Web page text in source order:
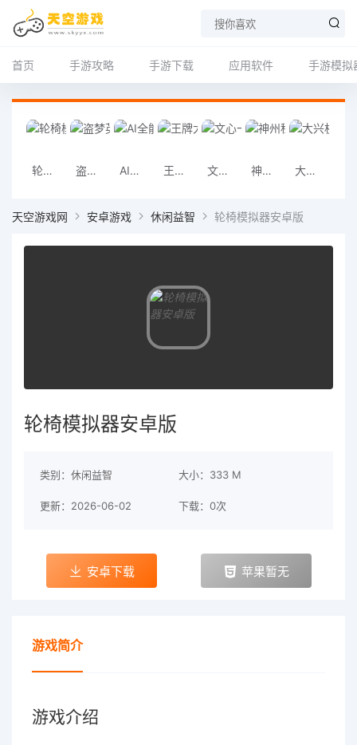
首页 手游攻略 手游下载 应用软件 手游模拟
轮椅模拟器安卓版 盗梦英雄2幻野安卓版 AI全能翻译王安卓版 王牌大作战2026版 文心一言软件下载 神州租车app 大兴机场app
天空游戏网 安卓游戏 休闲益智 轮椅模拟器安卓版
轮椅模拟器安卓版
类别：休闲益智 大小：333 M
更新：2026-06-02 下载：0次
安卓下载 苹果暂无
游戏简介
游戏介绍